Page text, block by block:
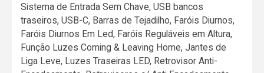
Sistema de Entrada Sem Chave, USB bancos
traseiros, USB-C, Barras de Tejadilho, Faróis Diurnos,
Faróis Diurnos Em Led, Faróis Reguláveis em Altura,
Função Luzes Coming & Leaving Home, Jantes de
Liga Leve, Luzes Traseiras LED, Retrovisor Anti-